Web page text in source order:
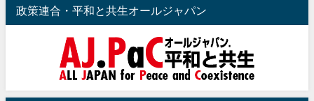
政策連合・平和と共生オールジャパン